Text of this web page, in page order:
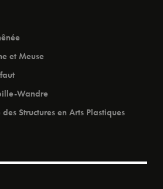
et Meuse
Wandre
des Structures en Arts Plastiques